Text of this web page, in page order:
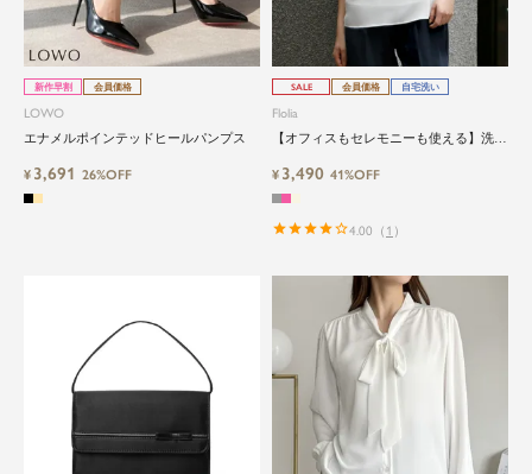
新作早割 会員価格
LOWO
エナメルポインテッドヒールパンプス
¥ 3,691 26%OFF
SALE 会員価格 自宅洗い
Flolia
【オフィスもセレモニーも使える】洗え
ジネスブラウス
¥ 3,490 41%OFF
4.00 （ 1 ）